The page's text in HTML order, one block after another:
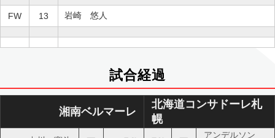
FW 13 岩崎 悠人
試合経過
湘南ベルマーレ
北海道コンサドーレ札
幌
アンデルソン